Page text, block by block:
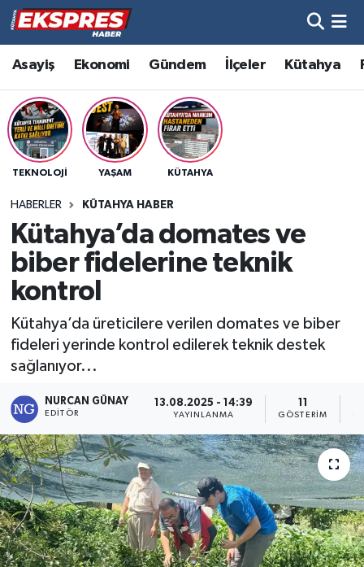
Asayiş Ekonomi Gündem İlçeler Kütahya
TEKNOLOJI YAŞAM KÜTAHYA
HABERLER KÜTAHYA HABER
Kütahya’da domates ve
biber fidelerine teknik
kontrol
Kütahya’da üreticilere verilen domates ve biber
fideleri yerinde kontrol edilerek teknik destek
sağlanıyor...
NURCAN GÜNAY
EDITÖR
13.08.2025 - 14:39
YAYINLANMA GÖSTERIM
Altıntaş
Asayiş
Aslanapa
Bölge
Çavdarhisar
Dumlupınar
Dünya
Eğitim
Ekonomi
Emet
Foto Galeri
Hava Durumu
Trafik Durumu
Süper Lig Puan Durumu ve Fikstür
Son Dakika Haberleri
Haber Arşivi